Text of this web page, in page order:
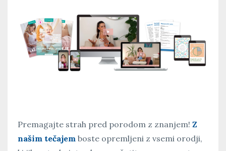
Premagajte strah pred porodom z znanjem! Z
našim tečajem boste opremljeni z vsemi orodji,